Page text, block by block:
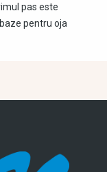
pas este
pentru oja